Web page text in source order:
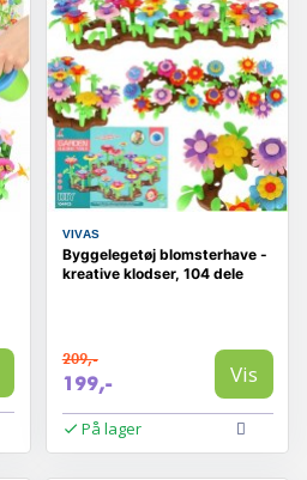
VIVAS
Byggelegetøj blomsterhave -
kreative klodser, 104 dele
209,-
199,- Vis
På lager